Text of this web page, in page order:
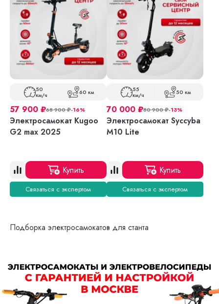
50
км/ч 60 км
57 900 ₽68 900₽-16%
Электросамокат Kugoo
G2 max 2025
Купить
Связаться с экспертом
55
км/ч 50 км
70 000 ₽80 900₽-13%
Электросамокат Syccyba
M10 Lite
Купить
Связаться с экспертом
Подборка электросамокатов для станта